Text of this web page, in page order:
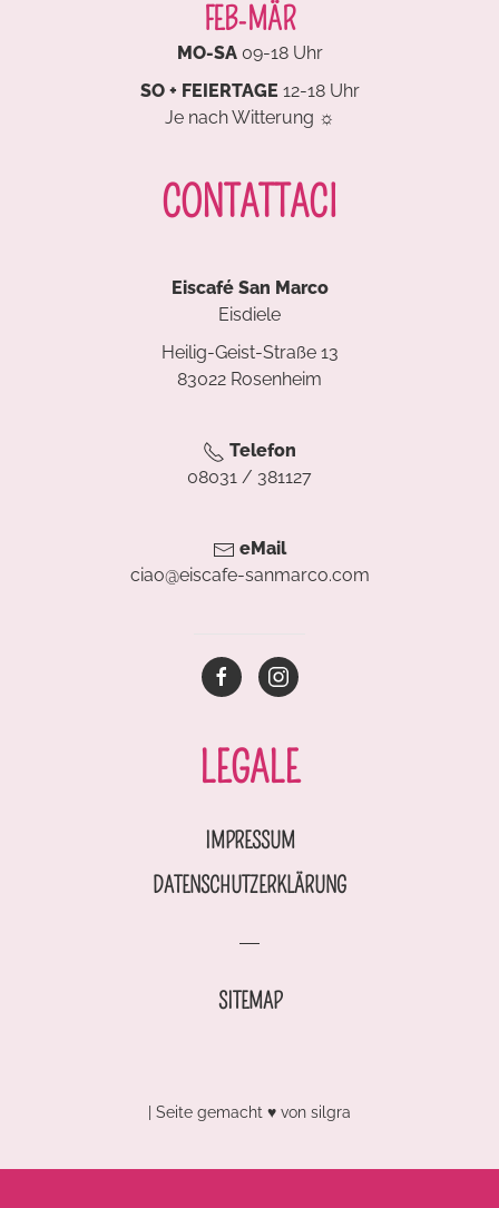
FEB-MÄR
MO-SA09-18 Uhr
SO + FEIERTAGE 12-18 Uhr
Je nach Witterung ☼
CONTATTACI
Eiscafé San Marco
Eisdiele
Heilig-Geist-Straße 13
83022 Rosenheim
Telefon
08031 / 381127
eMail
ciao@eiscafe-sanmarco.com
LEGALE
IMPRESSUM
DATENSCHUTZERKLÄRUNG
SITEMAP
| Seite gemacht ♥ von silgra